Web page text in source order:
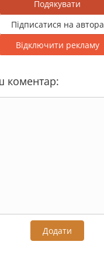
Подякувати
Підписатися на автора
Відключити рекламу
коментар:
Додати